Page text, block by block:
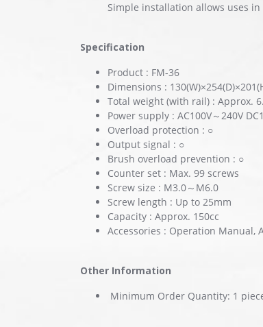
Simple installation allows uses
Specification
Product : FM-36
Dimensions :
Total weight (with rail) : Approx.
Power supply : AC100V～240V
Overload protection : ○
Output signal : ○
Brush overload prevention : ○
Counter set : Max. 99 screws
Screw size : M3.0～M6.0
Screw length : Up to 25mm
Capacity : Approx. 150cc
Accessories : Operation Manual,
Other Information
Minimum Order Quantity: 1